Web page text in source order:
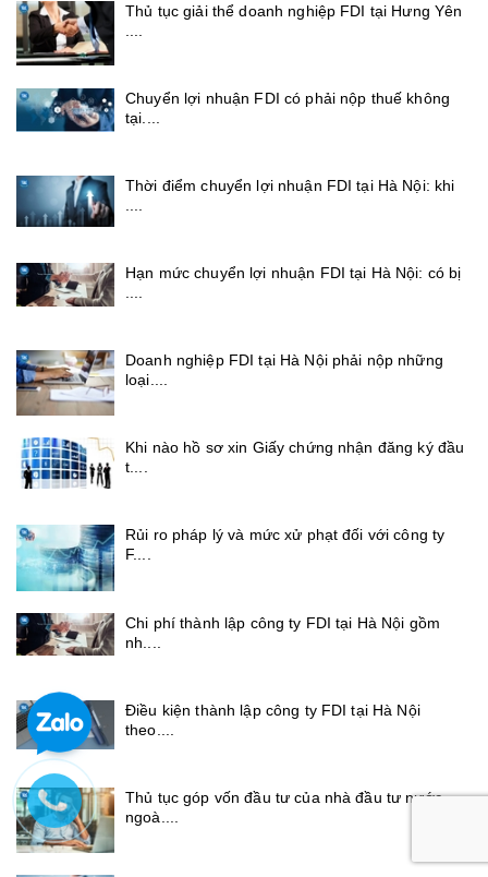
Thủ tục giải thể doanh nghiệp FDI tại Hưng Yên
Chuyển lợi nhuận FDI có phải nộp thuế không
tại....
Thời điểm chuyển lợi nhuận FDI tại Hà Nội: khi
Hạn mức chuyển lợi nhuận FDI tại Hà Nội: có bị
Doanh nghiệp FDI tại Hà Nội phải nộp những
loại....
Khi nào hồ sơ xin Giấy chứng nhận đăng ký đầu
t....
Rủi ro pháp lý và mức xử phạt đối với công ty
F....
Chi phí thành lập công ty FDI tại Hà Nội gồm
nh....
Điều kiện thành lập công ty FDI tại Hà Nội
theo....
Thủ tục góp vốn đầu tư của nhà đầu tư nước
ngoà....